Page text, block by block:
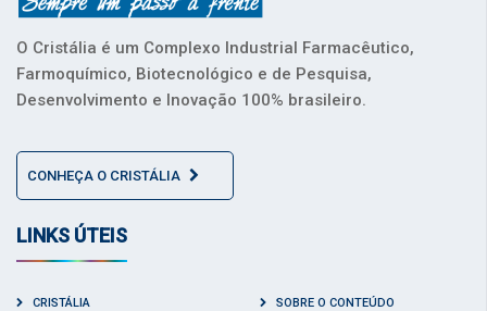
O Cristália é um Complexo Industrial Farmacêutico,
Farmoquímico, Biotecnológico e de Pesquisa,
Desenvolvimento e Inovação 100% brasileiro.
CONHEÇA O CRISTÁLIA
LINKS ÚTEIS
CRISTÁLIA
SOBRE O CONTEÚDO